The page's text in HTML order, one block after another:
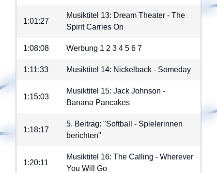
1:01:27
Musiktitel 13: Dream Theater - The
Spirit Carries On
1:08:08 Werbung 1 2 3 4 5 6 7
1:11:33 Musiktitel 14: Nickelback - Someday
1:15:03
Musiktitel 15: Jack Johnson -
Banana Pancakes
1:18:17
5. Beitrag: "Softball - Spielerinnen
berichten"
1:20:11
Musiktitel 16: The Calling - Wherever
You Will Go